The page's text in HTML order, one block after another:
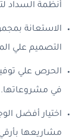
أنظمة السداد
الاستعانة
التصميم علي
الحرص علي
في مشروعاتها.
اختيار أفضل
مشاريعها